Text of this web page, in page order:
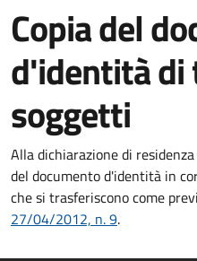
Copia del
d'identità
soggetti
Alla dichiarazione di
del documento d'identità in
che si trasferiscono come
27/04/2012, n. 9.